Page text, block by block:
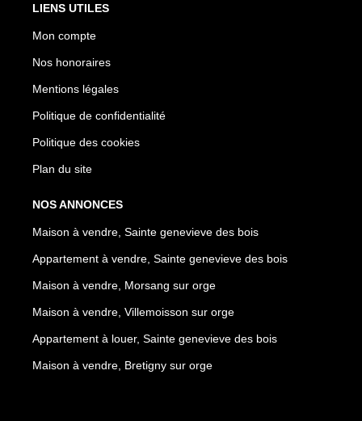
LIENS UTILES
Mon compte
Nos honoraires
Mentions légales
Politique de confidentialité
Politique des cookies
Plan du site
NOS ANNONCES
Maison à vendre, Sainte genevieve des bois
Appartement à vendre, Sainte genevieve des bois
Maison à vendre, Morsang sur orge
Maison à vendre, Villemoisson sur orge
Appartement à louer, Sainte genevieve des bois
Maison à vendre, Bretigny sur orge